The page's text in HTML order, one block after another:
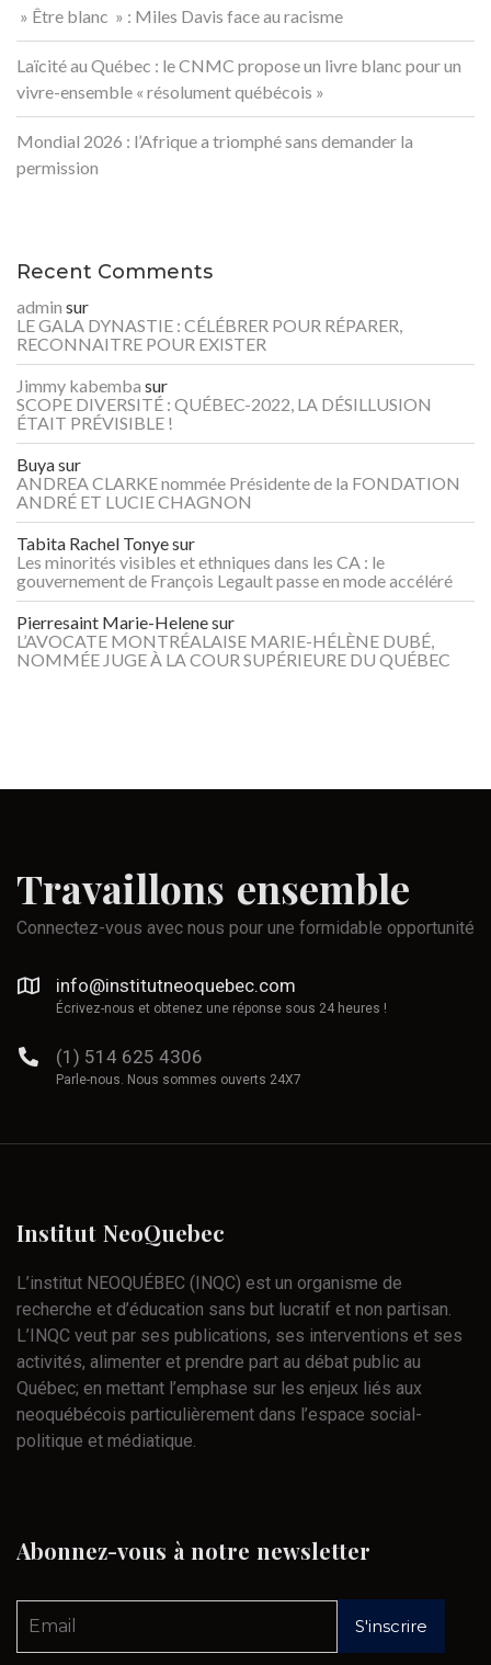
» Être blanc » : Miles Davis face au racisme
Laïcité au Québec : le CNMC propose un livre blanc pour un
vivre-ensemble « résolument québécois »
Mondial 2026 : l’Afrique a triomphé sans demander la
permission
Recent Comments
admin sur
LE GALA DYNASTIE : CÉLÉBRER POUR RÉPARER,
RECONNAITRE POUR EXISTER
Jimmy kabemba sur
SCOPE DIVERSITÉ : QUÉBEC-2022, LA DÉSILLUSION
ÉTAIT PRÉVISIBLE !
Buyasur
ANDREA CLARKE nommée Présidente de la FONDATION
ANDRÉ ET LUCIE CHAGNON
Tabita Rachel Tonyesur
Les minorités visibles et ethniques dans les CA : le
gouvernement de François Legault passe en mode accéléré
Pierresaint Marie-Helenesur
L’AVOCATE MONTRÉALAISE MARIE-HÉLÈNE DUBÉ,
NOMMÉE JUGE À LA COUR SUPÉRIEURE DU QUÉBEC
Travaillons ensemble
Connectez-vous avec nous pour une formidable opportunité
info@institutneoquebec.com
Écrivez-nous et obtenez une réponse sous 24 heures !
(1) 514 625 4306
Parle-nous. Nous sommes ouverts 24X7
Institut NeoQuebec
L’institut NEOQUÉBEC (INQC) est un organisme de
recherche et d’éducation sans but lucratif et non partisan.
L’INQC veut par ses publications, ses interventions et ses
activités, alimenter et prendre part au débat public au
Québec; en mettant l’emphase sur les enjeux liés aux
neoquébécois particulièrement dans l’espace social-
politique et médiatique.
Abonnez-vous à notre newsletter